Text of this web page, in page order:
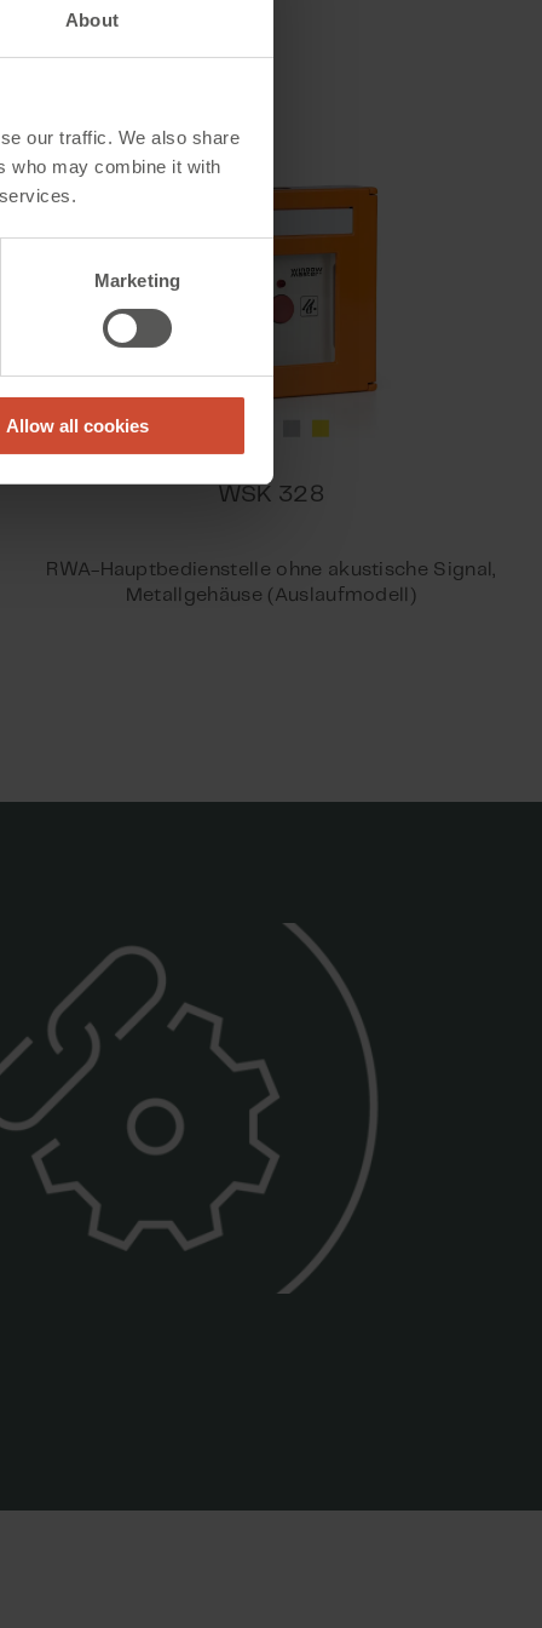
About
our traffic. We also share
who may combine it with
Marketing
Allow all cookies
WSK 328
RWA-Hauptbedienstelle ohne akustische Signal,
Metallgehäuse (Auslaufmodell)